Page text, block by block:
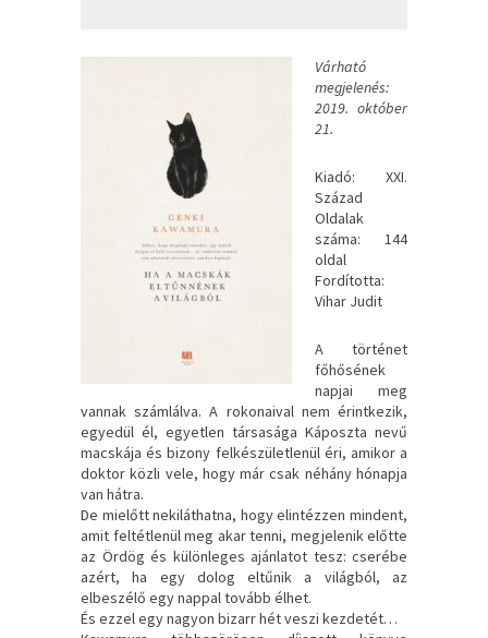
Várható
megjelenés:
2019. október
21.
Kiadó: XXI.
Század
Oldalak
száma: 144
oldal
Fordította:
Vihar Judit
A történet
főhősének
napjai meg
vannak számlálva. A rokonaival nem érintkezik,
egyedül él, egyetlen társasága Káposzta nevű
macskája és bizony felkészületlenül éri, amikor a
doktor közli vele, hogy már csak néhány hónapja
van hátra.
De mielőtt nekiláthatna, hogy elintézzen mindent,
amit feltétlenül meg akar tenni, megjelenik előtte
az Ördög és különleges ajánlatot tesz: cserébe
azért, ha egy dolog eltűnik a világból, az
elbeszélő egy nappal tovább élhet.
És ezzel egy nagyon bizarr hét veszi kezdetét…